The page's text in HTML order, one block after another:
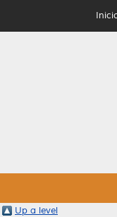
Up a level